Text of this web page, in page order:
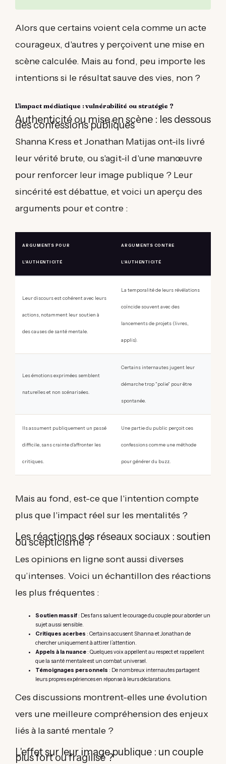
Alors que certains voient cela comme un acte
courageux, d'autres y perçoivent une mise en
scène calculée. Mais au fond, peu importe les
intentions si le résultat sauve des vies, non ?
L'impact médiatique : vulnérabilité ou stratégie ?
Authenticité ou mise en scène : les dessous
des confessions publiques
Shanna Kress et Jonathan Matijas ont-ils livré
leur vérité brute, ou s'agit-il d'une manœuvre
pour renforcer leur image publique ? Leur
sincérité est débattue, et voici un aperçu des
arguments pour et contre :
ARGUMENTS POUR
L'AUTHENTICITÉ
ARGUMENTS CONTRE
L'AUTHENTICITÉ
Leur discours est cohérent avec leurs
actions, notamment leur soutien à
des causes de santé mentale.
La temporalité de leurs révélations
coïncide souvent avec des
lancements de projets (livres,
applis).
Les émotions exprimées semblent
naturelles et non scénarisées.
Certains internautes jugent leur
démarche trop "polie" pour être
spontanée.
Ils assument publiquement un passé
difficile, sans crainte d'affronter les
critiques.
Une partie du public perçoit ces
confessions comme une méthode
pour générer du buzz.
Mais au fond, est-ce que l'intention compte
plus que l'impact réel sur les mentalités ?
Les réactions des réseaux sociaux : soutien
ou scepticisme ?
Les opinions en ligne sont aussi diverses
qu’intenses. Voici un échantillon des réactions
les plus fréquentes :
Soutien massif : Des fans saluent le courage du couple pour aborder un
sujet aussi sensible.
Critiques acerbes : Certains accusent Shanna et Jonathan de
chercher uniquement à attirer l’attention.
Appels à la nuance : Quelques voix appellent au respect et rappellent
que la santé mentale est un combat universel.
Témoignages personnels : De nombreux internautes partagent
leurs propres expériences en réponse à leurs déclarations.
Ces discussions montrent-elles une évolution
vers une meilleure compréhension des enjeux
liés à la santé mentale ?
L'effet sur leur image publique : un couple
plus fort ou fragilisé ?